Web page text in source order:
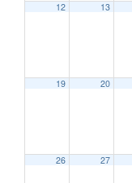
12 13
19 20
26 27